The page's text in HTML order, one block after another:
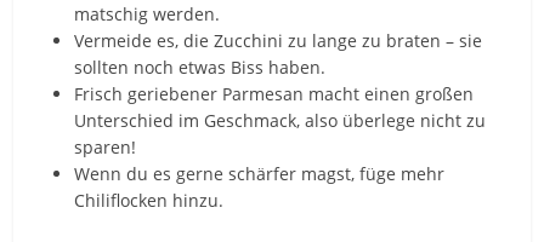
matschig werden.
Vermeide es, die Zucchini zu lange zu braten – sie
sollten noch etwas Biss haben.
Frisch geriebener Parmesan macht einen großen
Unterschied im Geschmack, also überlege nicht zu
sparen!
Wenn du es gerne schärfer magst, füge mehr
Chiliflocken hinzu.